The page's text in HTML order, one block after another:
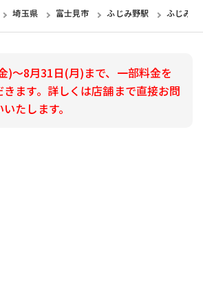
埼玉県 富士見市 ふじみ野駅 ふじみ野
)～8月31日(月)まで、一部料金を
ます。詳しくは店舗まで直接お問
たします。